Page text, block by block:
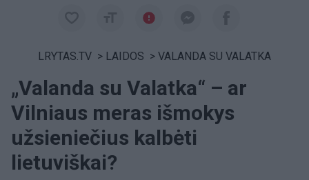
LRYTAS.TV > LAIDOS > VALANDA SU VALATKA
„Valanda su Valatka“ – ar
Vilniaus meras išmokys
užsieniečius kalbėti
lietuviškai?